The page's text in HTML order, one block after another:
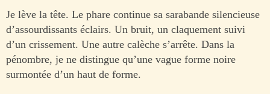
Je lève la tête. Le phare continue sa sarabande silencieuse
d’assourdissants éclairs. Un bruit, un claquement suivi
d’un crissement. Une autre calèche s’arrête. Dans la
pénombre, je ne distingue qu’une vague forme noire
surmontée d’un haut de forme.